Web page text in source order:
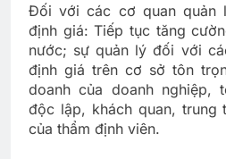
Đối với các cơ quan quản
định giá: Tiếp tục tăng
nước; sự quản lý đối với
định giá trên cơ sở tôn
doanh của doanh nghiệp,
độc lập, khách quan, trung
của thẩm định viên.